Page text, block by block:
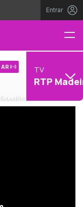
Entrar
AR TV
RTP